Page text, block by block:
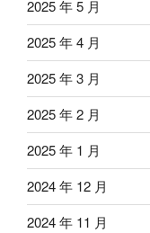
2025 年 5 月
2025 年 4 月
2025 年 3 月
2025 年 2 月
2025 年 1 月
2024 年 12 月
2024 年 11 月